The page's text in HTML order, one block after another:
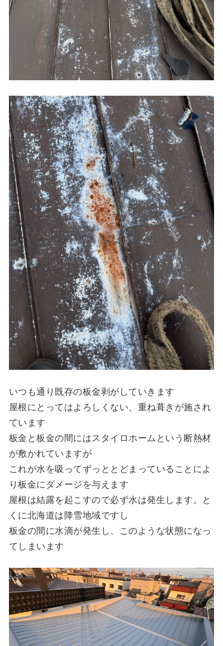
いつも通り既存の板金剥がしていきます
屋根にとってはよろしくない、重ね葺きが施され
ています
板金と板金の間にはスタイロホームという断熱材
が敷かれていますが
これが水を吸ってずっととどまっていることによ
り板金にダメージを与えます
屋根は結露を起こすので必ず水は発生します。と
くに北海道は降雪地域ですし
板金の間に水滴が発生し、このような状態になっ
てしまいます